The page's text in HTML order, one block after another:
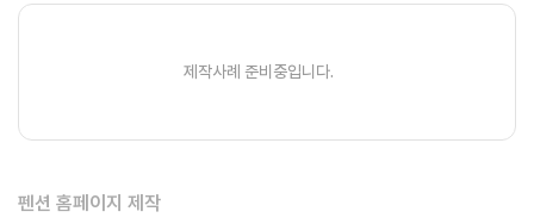
제작사례 준비중입니다.
펜션 홈페이지 제작